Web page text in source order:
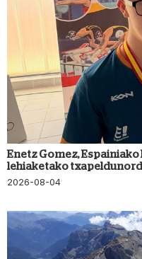
Enetz Gomez,
lehiaketako
2026-08-04